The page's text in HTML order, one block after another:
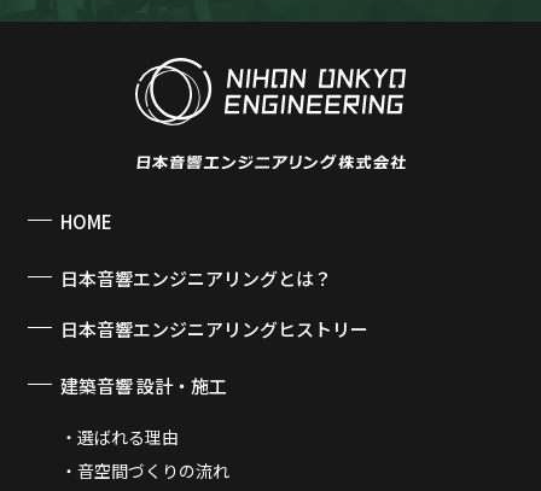
HOME
日本音響エンジニアリングとは？
日本音響エンジニアリングヒストリー
建築音響 設計・施工
選ばれる理由
音空間づくりの流れ